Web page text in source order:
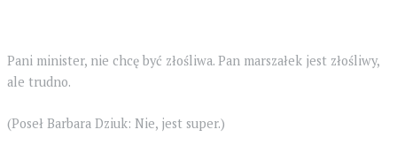
Pani minister, nie chcę być złośliwa. Pan marszałek jest złośliwy,
ale trudno.
(Poseł Barbara Dziuk: Nie, jest super.)